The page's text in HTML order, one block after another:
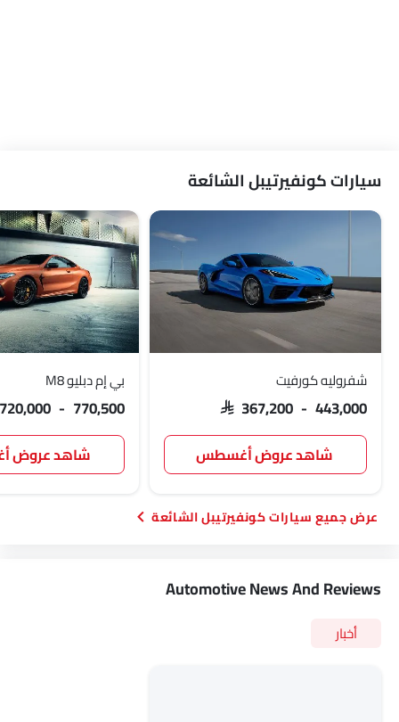
سيارات كونفيرتيبل الشائعة
شفروليه كورفيت
SAR 367,200 - 443,000
شاهد عروض أغسطس
بي إم دبليو M8
720,000 - 770,500
شاهد عروض
سيارات كونفيرتيبل الشائعة
Automotive News And Reviews
أخبار